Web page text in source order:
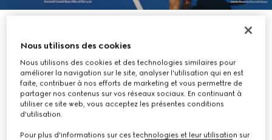
Nous utilisons des cookies
Nous utilisons des cookies et des technologies similaires pour
améliorer la navigation sur le site, analyser l'utilisation qui en est
faite, contribuer à nos efforts de marketing et vous permettre de
partager nos contenus sur vos réseaux sociaux. En continuant à
utiliser ce site web, vous acceptez les présentes conditions
d'utilisation.
Pour plus d'informations sur ces technologies et leur utilisation sur